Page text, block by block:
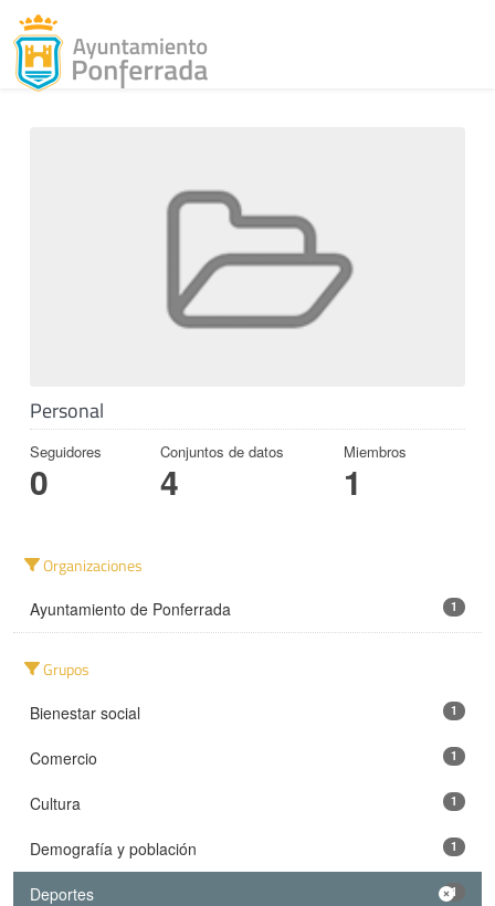
Personal
Seguidores
0
Conjuntos de datos
4
Miembros
1
Organizaciones
Ayuntamiento de Ponferrada 1
Grupos
Bienestar social 1
Comercio 1
Cultura 1
Demografía y población 1
Deportes 1